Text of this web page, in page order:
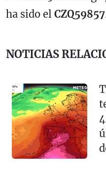
ha sido el CZQ59857
NOTICIAS